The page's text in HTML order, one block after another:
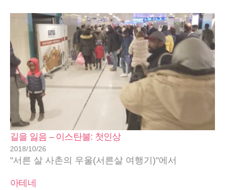
길을 잃음 – 이스탄불: 첫인상
2018/10/26
"서른 살 사촌의 우울(서른살 여행기)"에서
아테네